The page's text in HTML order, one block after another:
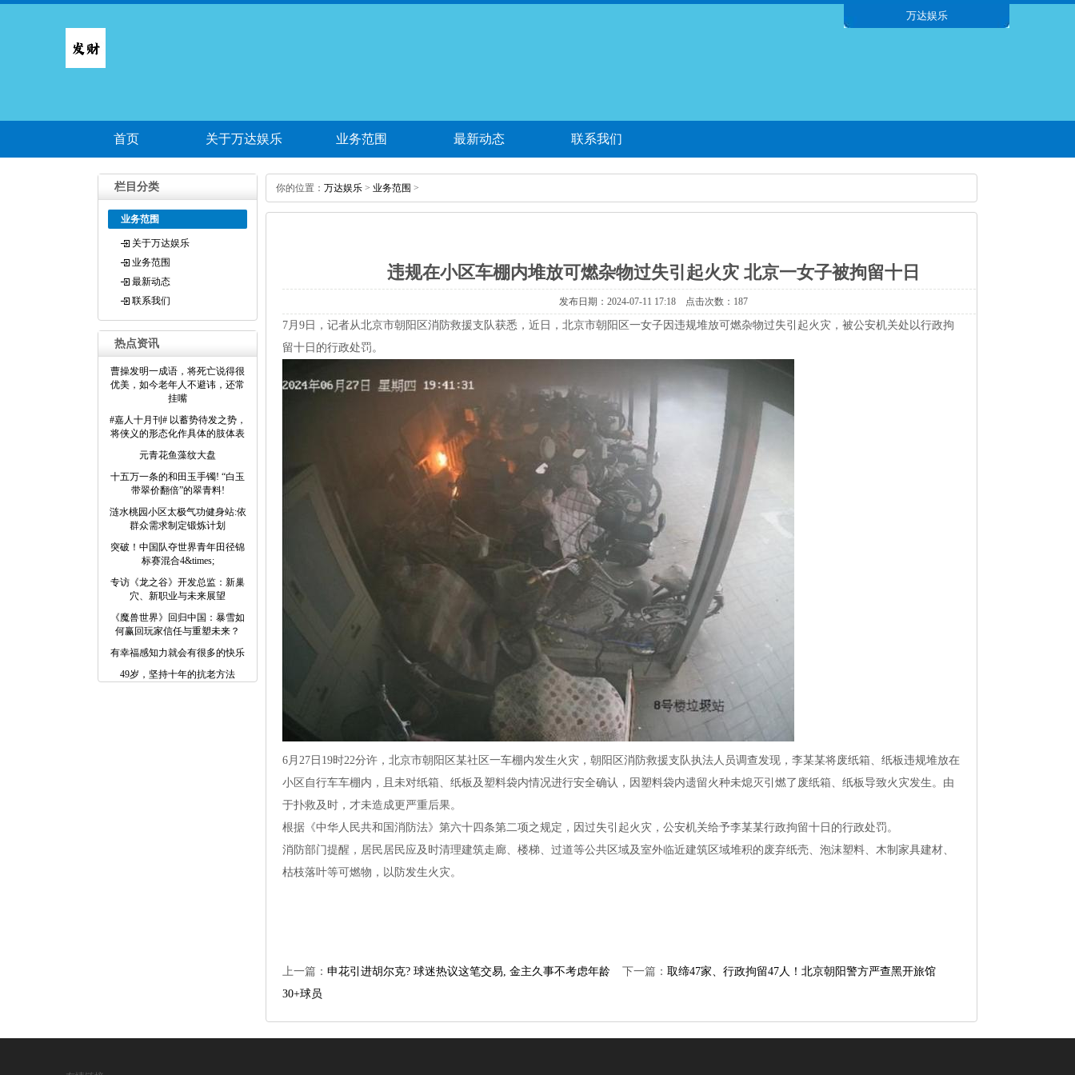
万达娱乐
首页 关于万达娱乐 业务范围 最新动态 联系我们
栏目分类
业务范围
关于万达娱乐
业务范围
最新动态
联系我们
热点资讯
曹操发明一成语，将死亡说得很
优美，如今老年人不避讳，还常
挂嘴
#嘉人十月刊# 以蓄势待发之势，
将侠义的形态化作具体的肢体表
元青花鱼藻纹大盘
十五万一条的和田玉手镯! “白玉
带翠价翻倍”的翠青料!
涟水桃园小区太极气功健身站:依
群众需求制定锻炼计划
突破！中国队夺世界青年田径锦
标赛混合4&times;
专访《龙之谷》开发总监：新巢
穴、新职业与未来展望
《魔兽世界》回归中国：暴雪如
何赢回玩家信任与重塑未来？
有幸福感知力就会有很多的快乐
49岁，坚持十年的抗老方法
你的位置： 万达娱乐 > 业务范围 >
违规在小区车棚内堆放可燃杂物过失引起火灾 北京一女子被拘留十日
发布日期：2024-07-11 17:18 点击次数：187
7月9日，记者从北京市朝阳区消防救援支队获悉，近日，北京市朝阳区一女子因违规堆放可燃杂物过失引起火灾，被公安机关处以行政拘
留十日的行政处罚。
6月27日19时22分许，北京市朝阳区某社区一车棚内发生火灾，朝阳区消防救援支队执法人员调查发现，李某某将废纸箱、纸板违规堆放在
小区自行车车棚内，且未对纸箱、纸板及塑料袋内情况进行安全确认，因塑料袋内遗留火种未熄灭引燃了废纸箱、纸板导致火灾发生。由
于扑救及时，才未造成更严重后果。
根据《中华人民共和国消防法》第六十四条第二项之规定，因过失引起火灾，公安机关给予李某某行政拘留十日的行政处罚。
消防部门提醒，居民居民应及时清理建筑走廊、楼梯、过道等公共区域及室外临近建筑区域堆积的废弃纸壳、泡沫塑料、木制家具建材、
枯枝落叶等可燃物，以防发生火灾。
上一篇： 申花引进胡尔克? 球迷热议这笔交易, 金主久事不考虑年龄
30+球员
下一篇： 取缔47家、行政拘留47人！北京朝阳警方严查黑开旅馆